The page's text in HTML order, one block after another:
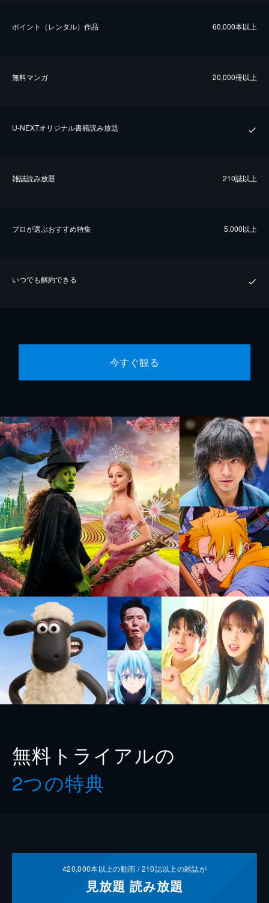
ポイント（レンタル）作品 60,000本以上
無料マンガ 20,000冊以上
U-NEXTオリジナル書籍読み放題
雑誌読み放題 210誌以上
プロが選ぶおすすめ特集 5,000以上
いつでも解約できる
今すぐ観る
無料トライアルの
2つの特典
420,000本以上の動画 /210誌以上の雑誌が
見放題 読み放題